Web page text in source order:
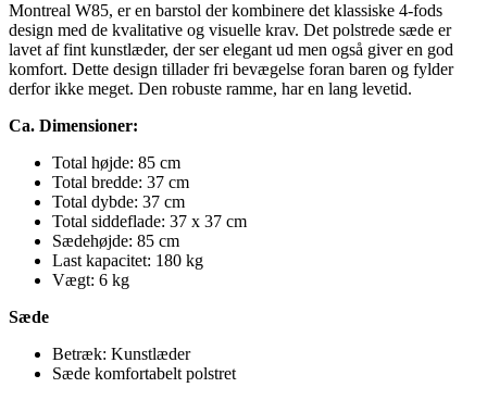
Montreal W85, er en barstol der kombinere det klassiske 4-fods
design med de kvalitative og visuelle krav. Det polstrede sæde er
lavet af fint kunstlæder, der ser elegant ud men også giver en god
komfort. Dette design tillader fri bevægelse foran baren og fylder
derfor ikke meget. Den robuste ramme, har en lang levetid.
Ca. Dimensioner:
Total højde: 85 cm
Total bredde: 37 cm
Total dybde: 37 cm
Total siddeflade: 37 x 37 cm
Sædehøjde: 85 cm
Last kapacitet: 180 kg
Vægt: 6 kg
Sæde
Betræk: Kunstlæder
Sæde komfortabelt polstret